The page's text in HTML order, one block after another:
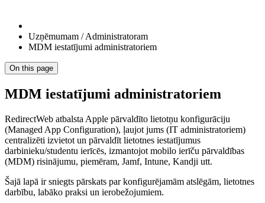
Uzņēmumam / Administratoram
MDM iestatījumi administratoriem
On this page
MDM iestatījumi administratoriem
RedirectWeb atbalsta Apple pārvaldīto lietotņu konfigurāciju
(Managed App Configuration), ļaujot jums (IT administratoriem)
centralizēti izvietot un pārvaldīt lietotnes iestatījumus
darbinieku/studentu ierīcēs, izmantojot mobilo ierīču pārvaldības
(MDM) risinājumu, piemēram, Jamf, Intune, Kandji utt.
Šajā lapā ir sniegts pārskats par konfigurējamām atslēgām, lietotnes
darbību, labāko praksi un ierobežojumiem.